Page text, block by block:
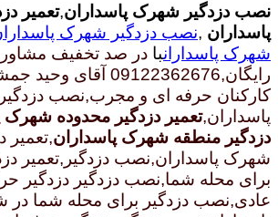
نصب دزدگیر شهرک پاسداران,تعمیر
پاسداران ,نصب دزدگیر شهرک
شهرک پاسدارانبا در صد تخفیف
رایگان,09122362676
کارکنان حرفه ای و مجرب,نصب
پاسداران,تعمیر دزدگیر محدوده شهرک
دزدگیر منطقه شهرک پاسداران,تعمیر
شهرک پاسداران,نصب دزدگیر,تعمیر
برای محله شما,نصب دزدگیر دزدگیر
عادی,نصب دزدگیر برای محله شما